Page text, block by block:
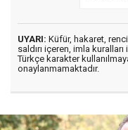
UYARI: Küfür, hakaret,
saldırı içeren, imla kuralları
Türkçe karakter
onaylanmamaktadır.